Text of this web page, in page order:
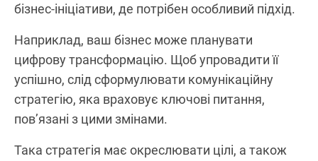
бізнес-ініціативи, де потрібен особливий підхід.
Наприклад, ваш бізнес може планувати
цифрову трансформацію. Щоб упровадити її
успішно, слід сформулювати комунікаційну
стратегію, яка враховує ключові питання,
пов’язані з цими змінами.
Така стратегія має окреслювати цілі, а також